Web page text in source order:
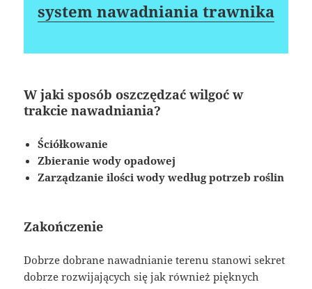
system nawadniania trawnika
W jaki sposób oszczędzać wilgoć w
trakcie nawadniania?
Ściółkowanie
Zbieranie wody opadowej
Zarządzanie ilości wody według potrzeb roślin
Zakończenie
Dobrze dobrane nawadnianie terenu stanowi sekret
dobrze rozwijających się jak również pięknych